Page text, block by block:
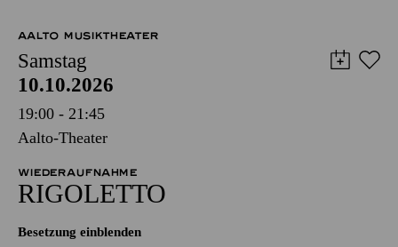
AALTO MUSIKTHEATER
Samstag
10.10.2026
19:00 - 21:45
Aalto-Theater
WIEDERAUFNAHME
RIGO­LETTO
Besetzung einblenden